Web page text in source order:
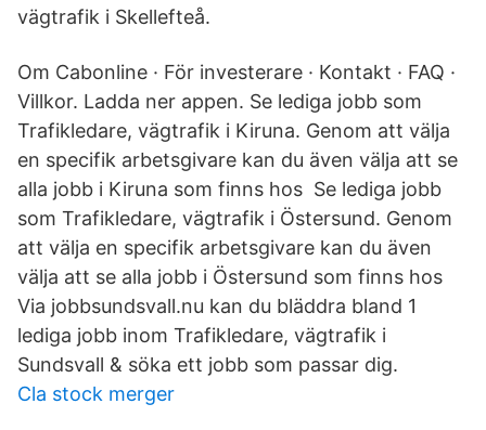
vägtrafik i Skellefteå.
Om Cabonline · För investerare · Kontakt · FAQ ·
Villkor. Ladda ner appen. Se lediga jobb som
Trafikledare, vägtrafik i Kiruna. Genom att välja
en specifik arbetsgivare kan du även välja att se
alla jobb i Kiruna som finns hos Se lediga jobb
som Trafikledare, vägtrafik i Östersund. Genom
att välja en specifik arbetsgivare kan du även
välja att se alla jobb i Östersund som finns hos​
Via jobbsundsvall.nu kan du bläddra bland 1
lediga jobb inom Trafikledare, vägtrafik i
Sundsvall & söka ett jobb som passar dig.
Cla stock merger